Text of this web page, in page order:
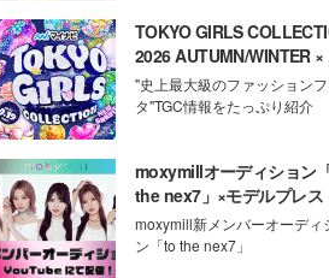
TOKYO GIRLS
2026 AUTUMN/WINTER ×
デルプレス
"史上最大級のファッション
タ"TGC情報をたっぷり紹介
moxymillオーディション
the nex7」×モデルプレス
moxymill新メンバーオーディ
ン「to the nex7」